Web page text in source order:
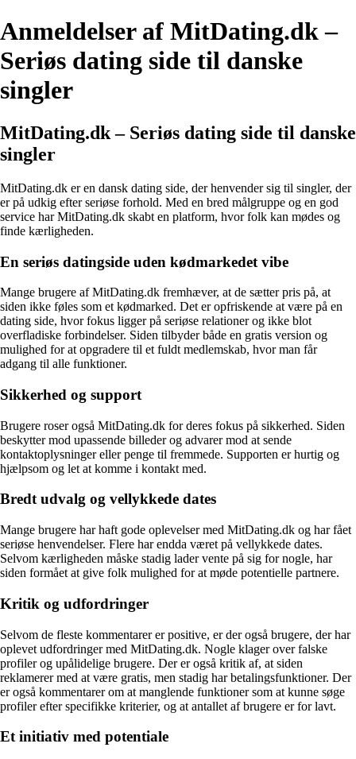
Anmeldelser af MitDating.dk –
Seriøs dating side til danske
singler
MitDating.dk – Seriøs dating side til danske
singler
MitDating.dk er en dansk dating side, der henvender sig til singler, der
er på udkig efter seriøse forhold. Med en bred målgruppe og en god
service har MitDating.dk skabt en platform, hvor folk kan mødes og
finde kærligheden.
En seriøs datingside uden kødmarkedet vibe
Mange brugere af MitDating.dk fremhæver, at de sætter pris på, at
siden ikke føles som et kødmarked. Det er opfriskende at være på en
dating side, hvor fokus ligger på seriøse relationer og ikke blot
overfladiske forbindelser. Siden tilbyder både en gratis version og
mulighed for at opgradere til et fuldt medlemskab, hvor man får
adgang til alle funktioner.
Sikkerhed og support
Brugere roser også MitDating.dk for deres fokus på sikkerhed. Siden
beskytter mod upassende billeder og advarer mod at sende
kontaktoplysninger eller penge til fremmede. Supporten er hurtig og
hjælpsom og let at komme i kontakt med.
Bredt udvalg og vellykkede dates
Mange brugere har haft gode oplevelser med MitDating.dk og har fået
seriøse henvendelser. Flere har endda været på vellykkede dates.
Selvom kærligheden måske stadig lader vente på sig for nogle, har
siden formået at give folk mulighed for at møde potentielle partnere.
Kritik og udfordringer
Selvom de fleste kommentarer er positive, er der også brugere, der har
oplevet udfordringer med MitDating.dk. Nogle klager over falske
profiler og upålidelige brugere. Der er også kritik af, at siden
reklamerer med at være gratis, men stadig har betalingsfunktioner. Der
er også kommentarer om at manglende funktioner som at kunne søge
profiler efter specifikke kriterier, og at antallet af brugere er for lavt.
Et initiativ med potentiale